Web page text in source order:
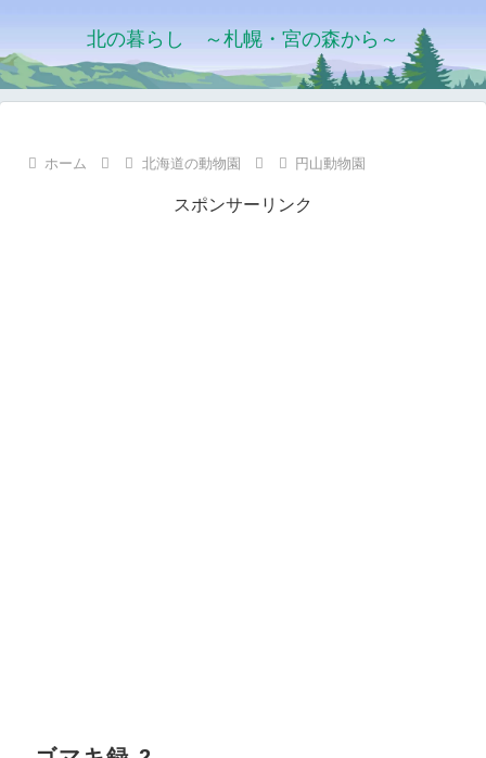
北の暮らし ～札幌・宮の森から～
ホーム 北海道の動物園 円山動物園
スポンサーリンク